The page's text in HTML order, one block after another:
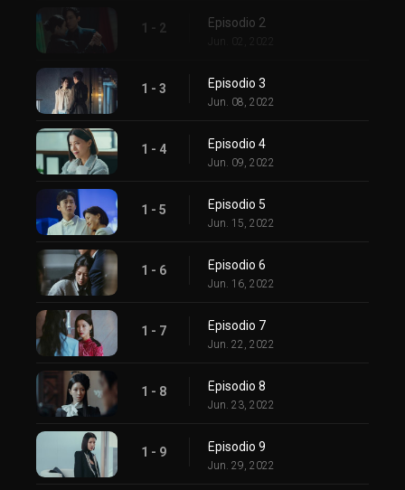
1 - 2 Episodio 2
Jun. 02, 2022
1 - 3 Episodio 3
Jun. 08, 2022
1 - 4 Episodio 4
Jun. 09, 2022
1 - 5 Episodio 5
Jun. 15, 2022
1 - 6 Episodio 6
Jun. 16, 2022
1 - 7 Episodio 7
Jun. 22, 2022
1 - 8 Episodio 8
Jun. 23, 2022
1 - 9 Episodio 9
Jun. 29, 2022